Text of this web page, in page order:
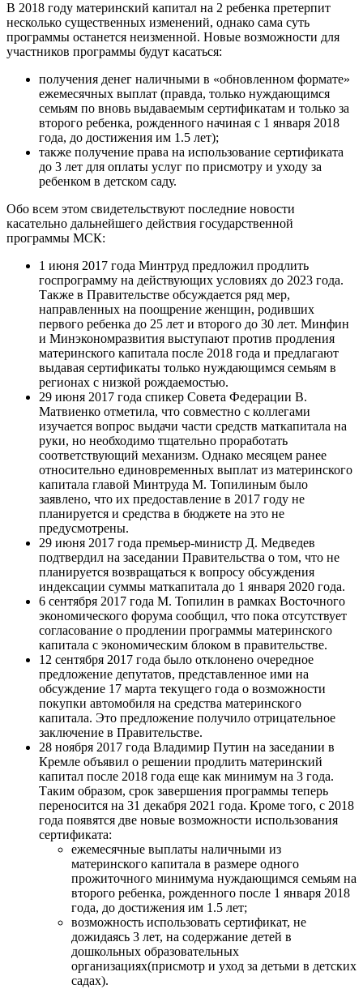
В 2018 году материнский капитал на 2 ребенка претерпит
несколько существенных изменений, однако сама суть
программы останется неизменной. Новые возможности для
участников программы будут касаться:
получения денег наличными в «обновленном формате»
ежемесячных выплат (правда, только нуждающимся
семьям по вновь выдаваемым сертификатам и только за
второго ребенка, рожденного начиная с 1 января 2018
года, до достижения им 1.5 лет);
также получение права на использование сертификата
до 3 лет для оплаты услуг по присмотру и уходу за
ребенком в детском саду.
Обо всем этом свидетельствуют последние новости
касательно дальнейшего действия государственной
программы МСК:
1 июня 2017 года Минтруд предложил продлить
госпрограмму на действующих условиях до 2023 года.
Также в Правительстве обсуждается ряд мер,
направленных на поощрение женщин, родивших
первого ребенка до 25 лет и второго до 30 лет. Минфин
и Минэкономразвития выступают против продления
материнского капитала после 2018 года и предлагают
выдавая сертификаты только нуждающимся семьям в
регионах с низкой рождаемостью.
29 июня 2017 года спикер Совета Федерации В.
Матвиенко отметила, что совместно с коллегами
изучается вопрос выдачи части средств маткапитала на
руки, но необходимо тщательно проработать
соответствующий механизм. Однако месяцем ранее
относительно единовременных выплат из материнского
капитала главой Минтруда М. Топилиным было
заявлено, что их предоставление в 2017 году не
планируется и средства в бюджете на это не
предусмотрены.
29 июня 2017 года премьер-министр Д. Медведев
подтвердил на заседании Правительства о том, что не
планируется возвращаться к вопросу обсуждения
индексации суммы маткапитала до 1 января 2020 года.
6 сентября 2017 года М. Топилин в рамках Восточного
экономического форума сообщил, что пока отсутствует
согласование о продлении программы материнского
капитала с экономическим блоком в правительстве.
12 сентября 2017 года было отклонено очередное
предложение депутатов, представленное ими на
обсуждение 17 марта текущего года о возможности
покупки автомобиля на средства материнского
капитала. Это предложение получило отрицательное
заключение в Правительстве.
28 ноября 2017 года Владимир Путин на заседании в
Кремле объявил о решении продлить материнский
капитал после 2018 года еще как минимум на 3 года.
Таким образом, срок завершения программы теперь
переносится на 31 декабря 2021 года. Кроме того, с 2018
года появятся две новые возможности использования
сертификата:
ежемесячные выплаты наличными из
материнского капитала в размере одного
прожиточного минимума нуждающимся семьям на
второго ребенка, рожденного после 1 января 2018
года, до достижения им 1.5 лет;
возможность использовать сертификат, не
дожидаясь 3 лет, на содержание детей в
дошкольных образовательных
организациях(присмотр и уход за детьми в детских
садах).